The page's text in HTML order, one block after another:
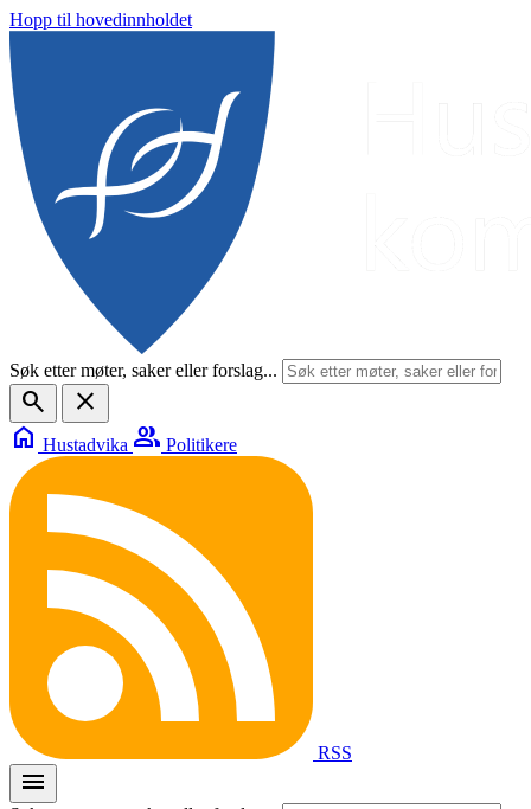
Hopp til hovedinnholdet
Søk etter møter, saker eller forslag...
search
close
home Hustadvika group Politikere
RSS
menu